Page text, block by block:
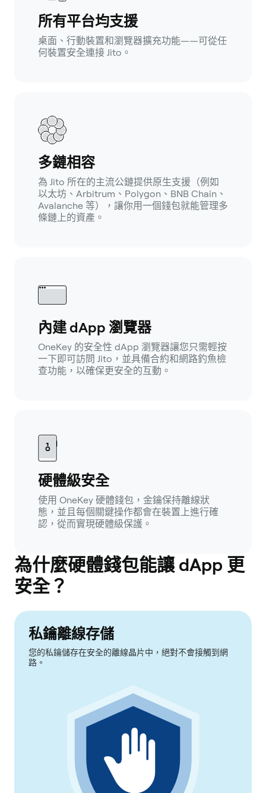
所有平台均支援
桌面、行動裝置和瀏覽器擴充功能——可從任
何裝置安全連接 Jito。
多鏈相容
為 Jito 所在的主流公鏈提供原生支援（例如
以太坊、Arbitrum、Polygon、BNB Chain、
Avalanche 等），讓你用一個錢包就能管理多
條鏈上的資產。
內建 dApp 瀏覽器
OneKey 的安全性 dApp 瀏覽器讓您只需輕按
一下即可訪問 Jito，並具備合約和網路釣魚檢
查功能，以確保更安全的互動。
硬體級安全
使用 OneKey 硬體錢包，金鑰保持離線狀
態，並且每個關鍵操作都會在裝置上進行確
認，從而實現硬體級保護。
為什麼硬體錢包能讓 dApp 更
安全？
私鑰離線存儲
您的私鑰儲存在安全的離線晶片中，絕對不會接觸到網
路。